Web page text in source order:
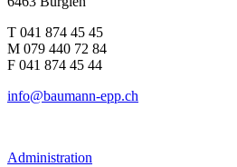
T 041 874 45 45
M 079 440 72 84
F 041 874 45 44
info@baumann-epp.ch
Administration